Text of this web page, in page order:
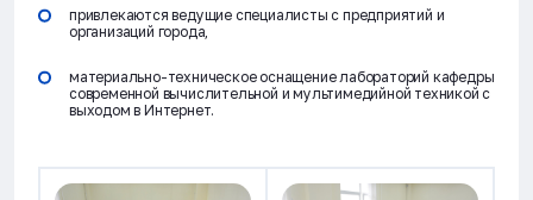
привлекаются ведущие специалисты с предприятий и
организаций города,
материально-техническое оснащение лабораторий кафедры
современной вычислительной и мультимедийной техникой с
выходом в Интернет.